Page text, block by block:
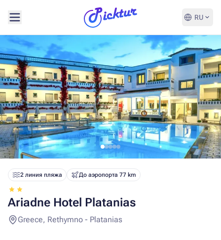
RU
2 линия пляжа До аэропорта 77 km
Ariadne Hotel Platanias
Greece, Rethymno - Platanias